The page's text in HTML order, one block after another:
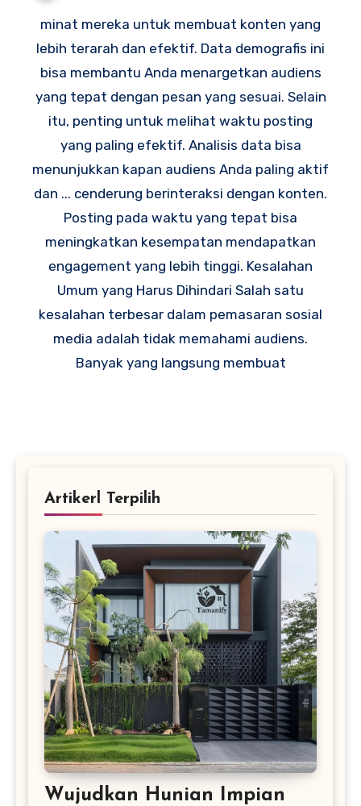
minat mereka untuk membuat konten yang
lebih terarah dan efektif. Data demografis ini
bisa membantu Anda menargetkan audiens
yang tepat dengan pesan yang sesuai. Selain
itu, penting untuk melihat waktu posting
yang paling efektif. Analisis data bisa
menunjukkan kapan audiens Anda paling aktif
dan ... cenderung berinteraksi dengan konten.
Posting pada waktu yang tepat bisa
meningkatkan kesempatan mendapatkan
engagement yang lebih tinggi. Kesalahan
Umum yang Harus Dihindari Salah satu
kesalahan terbesar dalam pemasaran sosial
media adalah tidak memahami audiens.
Banyak yang langsung membuat
Artikerl Terpilih
Wujudkan Hunian Impian